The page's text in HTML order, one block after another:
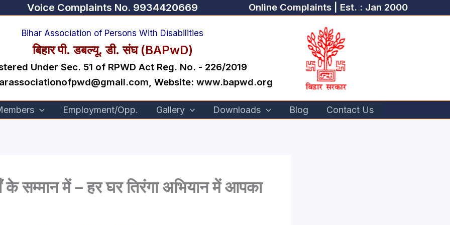
Voice Complaints No. 9934420669 Online Complaints | Est. : Jan 2000
Bihar Association of Persons With Disabilities
बिहार पी. डबल्यू. डी. संघ (BAPwD)
Under Sec. 51 of RPWD Act Reg. No. - 226/2019
Website: www.bapwd.org
Employment/Opp. Gallery Downloads Blog Contact Us
के सम्मान में – हर घर तिरंगा अभियान में आपका